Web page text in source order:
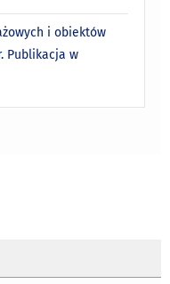
i obiektów
Publikacja w